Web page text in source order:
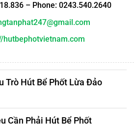
– Phone: 0243.540.2640
hutbephotvietnam.com
Trò Hút Bể Phốt Lừa Đảo
Cần Phải Hút Bể Phốt